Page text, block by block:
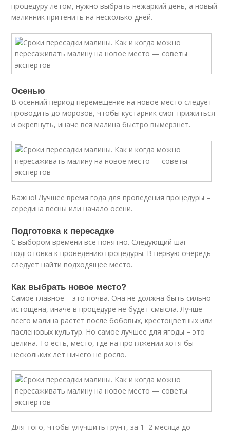
процедуру летом, нужно выбрать нежаркий день, а новый
малинник притенить на несколько дней.
Осенью
В осенний период перемещение на новое место следует
проводить до морозов, чтобы кустарник смог прижиться
и окрепнуть, иначе вся малина быстро вымерзнет.
Важно! Лучшее время года для проведения процедуры –
середина весны или начало осени.
Подготовка к пересадке
С выбором времени все понятно. Следующий шаг –
подготовка к проведению процедуры. В первую очередь
следует найти подходящее место.
Как выбрать новое место?
Самое главное – это почва. Она не должна быть сильно
истощена, иначе в процедуре не будет смысла. Лучше
всего малина растет после бобовых, крестоцветных или
пасленовых культур. Но самое лучшее для ягоды – это
целина. То есть, место, где на протяжении хотя бы
нескольких лет ничего не росло.
Для того, чтобы улучшить грунт, за 1–2 месяца до